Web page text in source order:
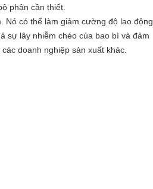
phận cần thiết.
Nó có thể làm giảm cường độ lao động
sự lây nhiễm chéo của bao bì và đảm
doanh nghiệp sản xuất khác.